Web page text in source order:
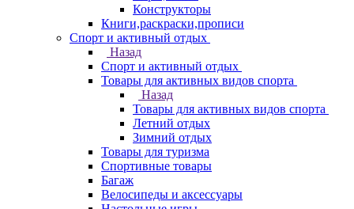
Конструкторы
Книги,раскраски,прописи
Спорт и активный отдых
Назад
Спорт и активный отдых
Товары для активных видов спорта
Назад
Товары для активных видов спорта
Летний отдых
Зимний отдых
Товары для туризма
Спортивные товары
Багаж
Велосипеды и аксессуары